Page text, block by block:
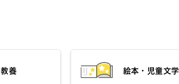
養 絵本・児童文学